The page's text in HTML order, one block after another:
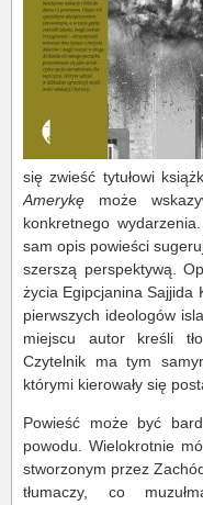
się zwieść tytułowi
Amerykę może
konkretnego
sam opis powieści
szerszą perspektywą.
życia Egipcjanina Sajjida
pierwszych ideologów
miejscu autor kreśli
Czytelnik ma tym
którymi kierowały się
Powieść może być
powodu. Wielokrotnie
stworzonym przez
tłumaczy, co